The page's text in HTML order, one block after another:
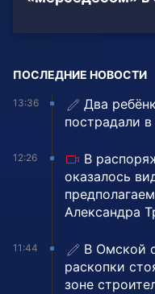
ПОСЛЕДНИЕ НОВОСТИ
13:36
Два
пострадали
12:26
В
оказалось
Александра
11:44
В Омской
раскопки
зоне